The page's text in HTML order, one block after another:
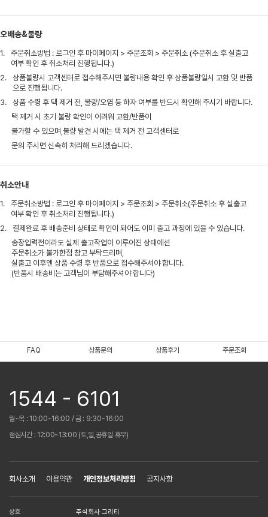
오배송&불량
1.
주문취소방법 : 로그인 후 마이페이지 > 주문조회 > 주문취소 (주문취소 후 실출고
여부 확인 후 취소처리 진행됩니다.)
2.
상품불량시 고객센터로 접수해주시면 불량내용 확인 후 상품불량일시 교환 및 반품
으로 진행됩니다.
3.
상품 수령 후 택 제거 전, 불량/오염 등 하자 여부를 반드시 확인해 주시기 바랍니다.
택 제거 시 초기 불량 확인이 어려워 교환/반품이
불가할 수 있으며,불량 발견 시에는 택 제거 전 고객센터로
문의 주시면 신속히 처리해 드리겠습니다.
취소안내
1.
주문취소방법 : 로그인 후 마이페이지 > 주문조회 > 주문취소(주문취소 후 실출고
여부 확인 후 취소처리 진행됩니다.)
2.
결제완료 후 배송준비 상태로 확인이 되어도 이미 출고 과정에 있을 수 있습니다.
송장입력전이라도 실제 출고작업이 이루어진 상태에선
주문취소가 불가한점 참고 부탁드리며,
실출고 이후엔 상품 수령 후 반품으로 접수해주셔야 합니다.
(반품시 배송비는 고객님이 부담해주셔야 합니다)
FAQ 상품문의 상품후기 주문조회
1544 - 6101
월~목 : 10:00~16:00 / 금 : 9:30~16:00
점심시간 : 12:00~13:00 (토,일,공휴일 휴무)
회사소개 이용약관 개인정보처리방침 공지사항
상호 주식회사 그리티